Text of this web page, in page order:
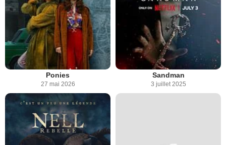
Ponies
27 mai 2026
Sandman
3 juillet 2025